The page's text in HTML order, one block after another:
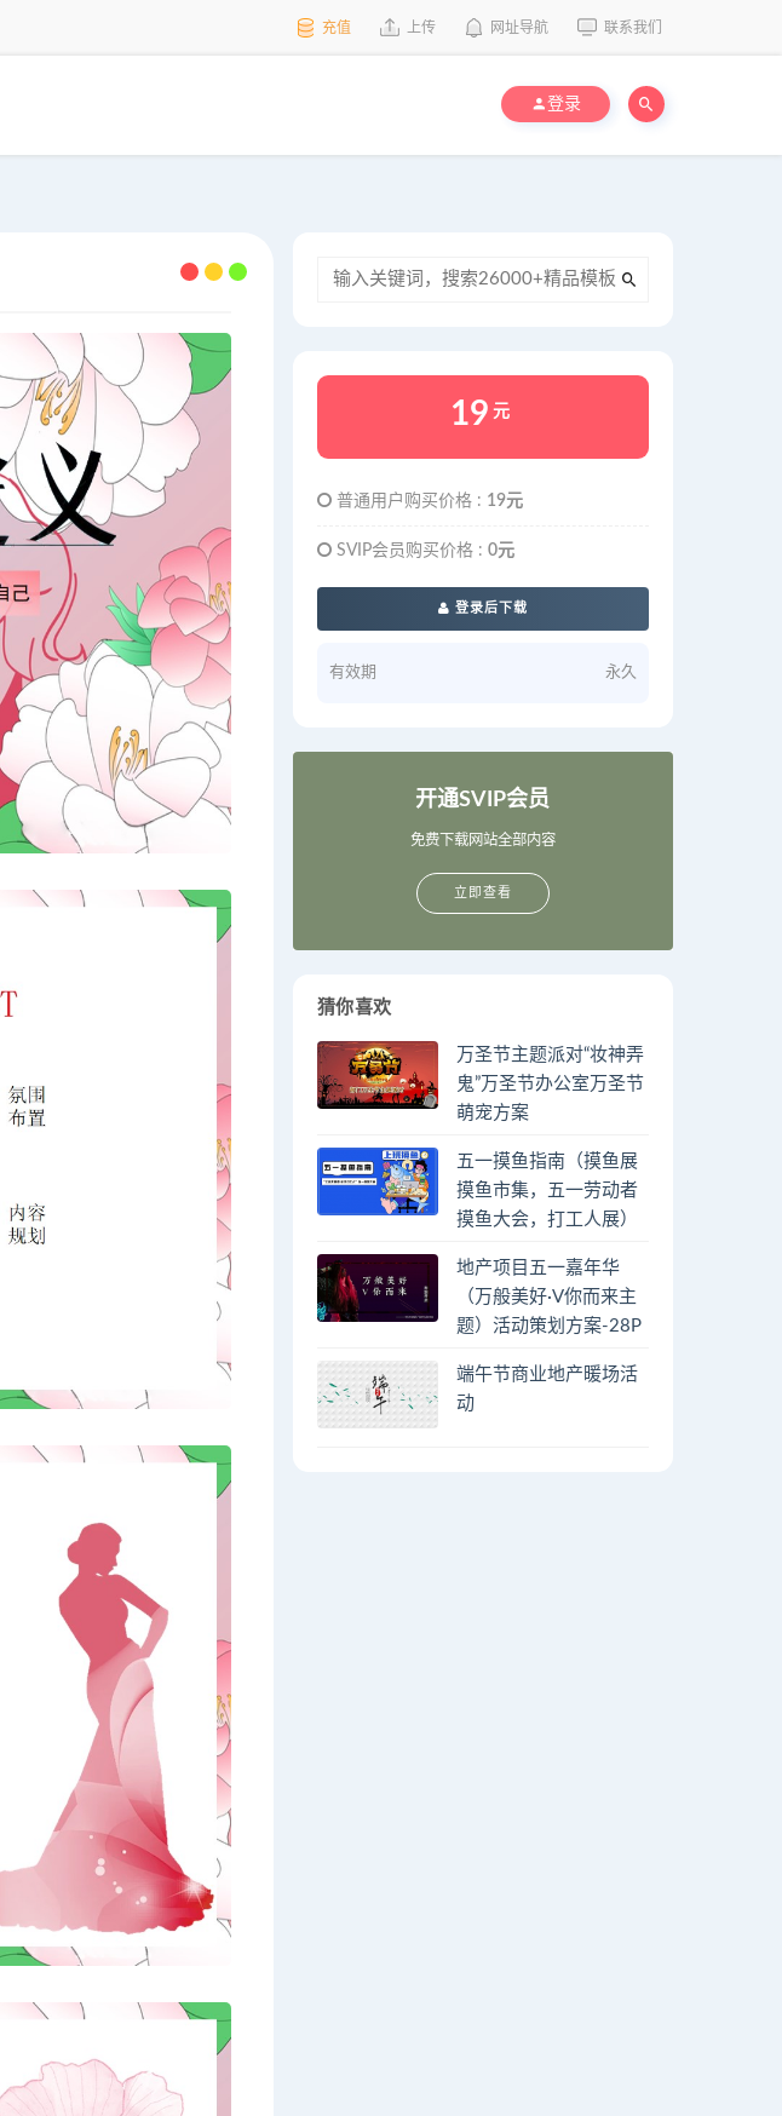
充值 上传 网址导航 联系我们
登录
19 元
普通用户购买价格 : 19元
SVIP会员购买价格 : 0元
登录后下载
有效期 永久
开通SVIP会员
免费下载网站全部内容
立即查看
猜你喜欢
万圣节主题派对“妆神弄
鬼”万圣节办公室万圣节
萌宠方案
五一摸鱼指南（摸鱼展
摸鱼市集，五一劳动者
摸鱼大会，打工人展）
地产项目五一嘉年华
（万般美好·V你而来主
题）活动策划方案-28P
端午节商业地产暖场活
动